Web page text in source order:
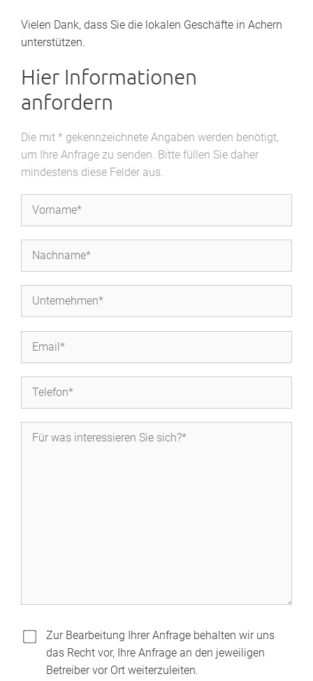
Vielen Dank, dass Sie die lokalen Geschäfte in Achern
unterstützen.
Hier Informationen
anfordern
Die mit * gekennzeichnete Angaben werden benötigt,
um Ihre Anfrage zu senden. Bitte füllen Sie daher
mindestens diese Felder aus.
Zur Bearbeitung Ihrer Anfrage behalten wir uns
das Recht vor, Ihre Anfrage an den jeweiligen
Betreiber vor Ort weiterzuleiten.